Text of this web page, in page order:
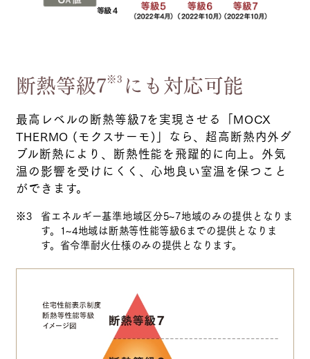
断熱等級7※3 にも対応可能
最高レベルの断熱等級7を実現させる「MOCX
THERMO (モクスサーモ)」なら、超高断熱内外ダ
ブル断熱により、断熱性能を飛躍的に向上。外気
温の影響を受けにくく、心地良い室温を保つこと
ができます。
※3 省エネルギー基準地域区分5~7地域のみの提供となりま
す。1~4地域は断熱等性能等級6までの提供となりま
す。省令準耐火仕様のみの提供となります。